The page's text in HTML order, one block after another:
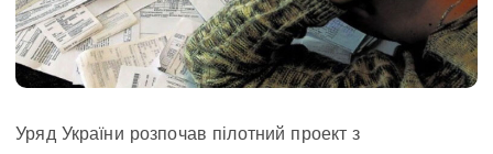
Уряд України розпочав пілотний проект з